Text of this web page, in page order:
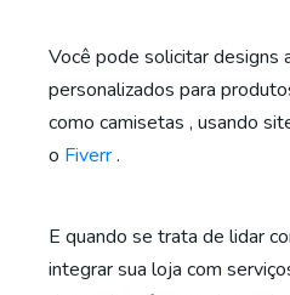
Você pode solicitar designs
personalizados para
como camisetas , usando
o Fiverr.
E quando se trata de lidar
integrar sua loja com